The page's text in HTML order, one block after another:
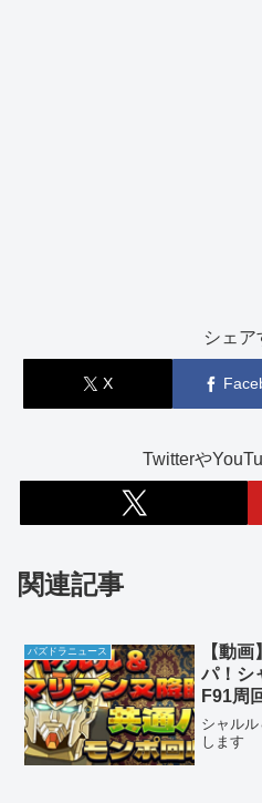
シェア
X
Twitterや
関連記事
パズドラニュース
【動
パ！シ
F91周
シャル
します